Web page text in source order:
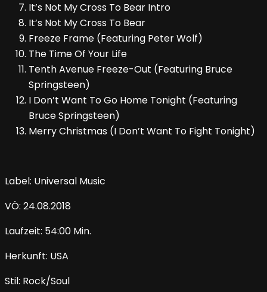
It’s Not My Cross To Bear Intro
It’s Not My Cross To Bear
Freeze Frame (Featuring Peter Wolf)
The Time Of Your Life
Tenth Avenue Freeze-Out (Featuring Bruce
Springsteen)
I Don’t Want To Go Home Tonight (Featuring
Bruce Springsteen)
Merry Christmas (I Don’t Want To Fight Tonight)
Label: Universal Music
VÖ: 24.08.2018
Laufzeit: 54:00 Min.
Herkunft: USA
Stil: Rock/Soul